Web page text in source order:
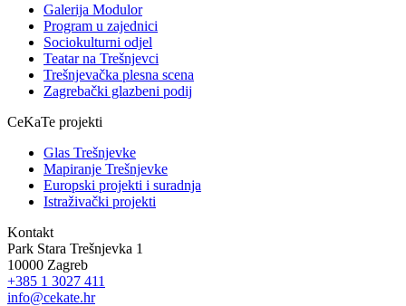
Galerija Modulor
Program u zajednici
Sociokulturni odjel
Teatar na Trešnjevci
Trešnjevačka plesna scena
Zagrebački glazbeni podij
CeKaTe projekti
Glas Trešnjevke
Mapiranje Trešnjevke
Europski projekti i suradnja
Istraživački projekti
Kontakt
Park Stara Trešnjevka 1
10000 Zagreb
+385 1 3027 411
info@cekate.hr